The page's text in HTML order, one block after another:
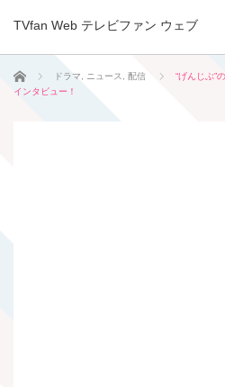
TVfan Web テレビファン ウェブ
ホーム ドラマ ニュース 配信
“げんじぶ”
インタビュー！